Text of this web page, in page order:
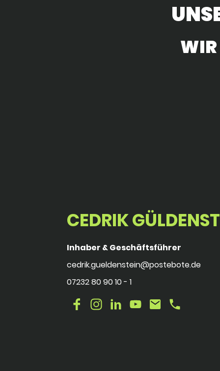
WIR
CEDRIK
Inhaber & Geschäftsführer
cedrik.gueldenstein@postebote.de
07232 80 90 10 - 1